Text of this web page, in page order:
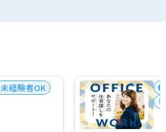
未経験者OK